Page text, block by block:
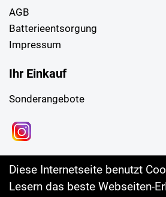
AGB
Batterieentsorgung
Impressum
Ihr Einkauf
Sonderangebote
Diese Internetseite benutzt
Lesern das beste Webseiten-